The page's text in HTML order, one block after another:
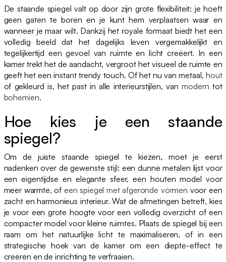
De staande spiegel valt op door zijn grote flexibiliteit: je hoeft
geen gaten te boren en je kunt hem verplaatsen waar en
wanneer je maar wilt. Dankzij het royale formaat biedt het een
volledig beeld dat het dagelijks leven vergemakkelijkt en
tegelijkertijd een gevoel van ruimte en licht creëert. In een
kamer trekt het de aandacht, vergroot het visueel de ruimte en
geeft het een instant trendy touch. Of het nu van metaal, hout
of gekleurd is, het past in alle interieurstijlen, vanmodern tot
bohemien.
Hoe kies je een staande
spiegel?
Om de juiste staande spiegel te kiezen, moet je eerst
nadenken over de gewenste stijl: een dunne metalen lijst voor
een eigentijdse en elegante sfeer, een houten model voor
meer warmte, of een spiegel met afgeronde vormen voor een
zacht en harmonieus interieur. Wat de afmetingen betreft, kies
je voor een grote hoogte voor een volledig overzicht of een
compacter model voor kleine ruimtes. Plaats de spiegel bij een
raam om het natuurlijke licht te maximaliseren, of in een
strategische hoek van de kamer om een diepte-effect te
creëren en de inrichting te verfraaien.